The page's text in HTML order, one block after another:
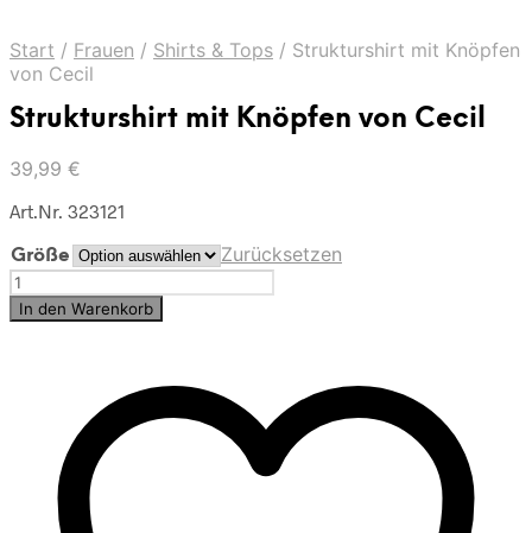
Start / Frauen / Shirts & Tops / Strukturshirt mit Knöpfen
von Cecil
Strukturshirt mit Knöpfen von Cecil
39,99 €
Art.Nr. 323121
Größe
Zurücksetzen
Strukturshirt
mit
Knöpfen
In den Warenkorb